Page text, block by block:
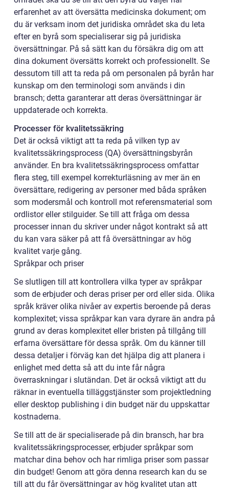
erfarenhet av att översätta medicinska dokument; om
du är verksam inom det juridiska området ska du leta
efter en byrå som specialiserar sig på juridiska
översättningar. På så sätt kan du försäkra dig om att
dina dokument översätts korrekt och professionellt. Se
dessutom till att ta reda på om personalen på byrån har
kunskap om den terminologi som används i din
bransch; detta garanterar att deras översättningar är
uppdaterade och korrekta.
Processer för kvalitetssäkring
Det är också viktigt att ta reda på vilken typ av
kvalitetssäkringsprocess (QA) översättningsbyrån
använder. En bra kvalitetssäkringsprocess omfattar
flera steg, till exempel korrekturläsning av mer än en
översättare, redigering av personer med båda språken
som modersmål och kontroll mot referensmaterial som
ordlistor eller stilguider. Se till att fråga om dessa
processer innan du skriver under något kontrakt så att
du kan vara säker på att få översättningar av hög
kvalitet varje gång.
Språkpar och priser
Se slutligen till att kontrollera vilka typer av språkpar
som de erbjuder och deras priser per ord eller sida. Olika
språk kräver olika nivåer av expertis beroende på deras
komplexitet; vissa språkpar kan vara dyrare än andra på
grund av deras komplexitet eller bristen på tillgång till
erfarna översättare för dessa språk. Om du känner till
dessa detaljer i förväg kan det hjälpa dig att planera i
enlighet med detta så att du inte får några
överraskningar i slutändan. Det är också viktigt att du
räknar in eventuella tilläggstjänster som projektledning
eller desktop publishing i din budget när du uppskattar
kostnaderna.
Se till att de är specialiserade på din bransch, har bra
kvalitetssäkringsprocesser, erbjuder språkpar som
matchar dina behov och har rimliga priser som passar
din budget! Genom att göra denna research kan du se
till att du får översättningar av hög kvalitet utan att